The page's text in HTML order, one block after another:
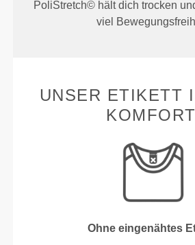
PoliStretch© hält dich trocken
viel
UNSER ETIKETT
Ohne eingenähtes